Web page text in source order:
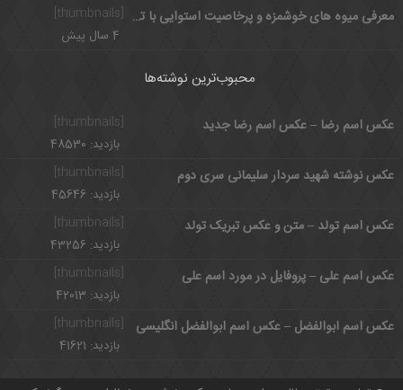
معرفی میوه های خوشمزه و پرخاصیت استوایی با تصویر
4 سال پیش
محبوب‌ترین نوشته‌ها
عکس اسم رضا – عکس اسم رضا جدید
بازدید: 48530
[thumbnails]
عکس نوشته شهید سردار سلیمانی سری دوم
بازدید: 45646
عکس اسم تولد – متن و عکس تبریک تولد
بازدید: 43256
عکس اسم علی – پروفایل در مورد اسم علی
بازدید: 42013
عکس اسم ابوالفضل – عکس اسم ابوالفضل انگلیسی
بازدید: 41621